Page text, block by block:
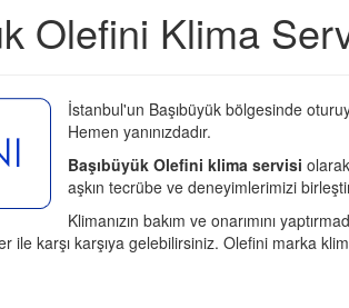
Olefini Klima
İstanbul'un Başıbüyük bölgesinde
Hemen yanınızdadır.
Başıbüyük Olefini klima servisi
aşkın tecrübe ve deneyimlerimizi
Klimanızın bakım ve onarımını
ile karşı karşıya gelebilirsiniz. Olefini marka